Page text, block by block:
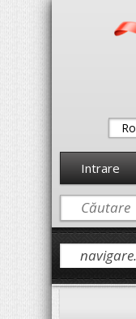
Intrare